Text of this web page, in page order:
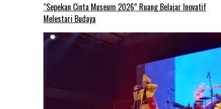
“Sepekan Cinta Museum 2026” Ruang Belajar Inovatif
Melestari Budaya